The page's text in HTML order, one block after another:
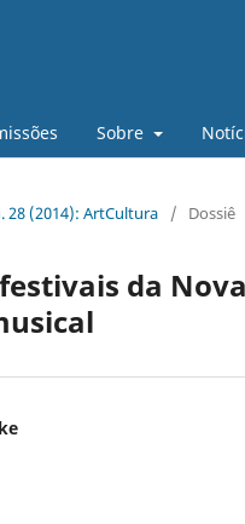
Sobre
28 (2014): ArtCultura / Dossiê
da